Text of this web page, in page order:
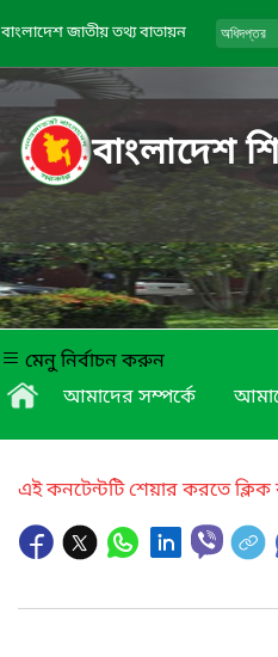
বাংলাদেশ জাতীয় তথ্য বাতায়ন
বাংলাদেশ
মেনু নির্বাচন করুন
আমাদের সম্পর্কে
এই কনটেন্টটি শেয়ার করতে